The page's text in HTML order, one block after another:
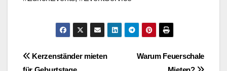
BeitragsnavigationWarum Feuerschale
Kerzenständer mieten